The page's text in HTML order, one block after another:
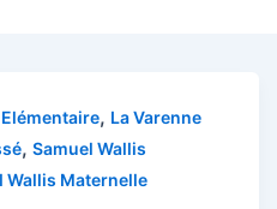
, La Varenne
, Samuel Wallis
Wallis Maternelle